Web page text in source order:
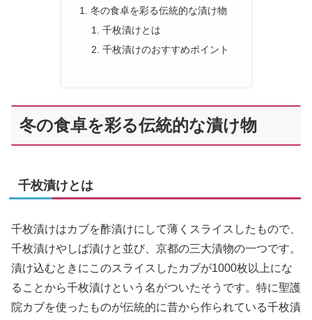
冬の食卓を彩る伝統的な漬け物
千枚漬けとは
千枚漬けのおすすめポイント
冬の食卓を彩る伝統的な漬け物
千枚漬けとは
千枚漬けはカブを酢漬けにして薄くスライスしたもので、
千枚漬けやしば漬けと並び、京都の三大漬物の一つです。
漬け込むときにこのスライスしたカブが1000枚以上にな
ることから千枚漬けという名がついたそうです。特に聖護
院カブを使ったものが伝統的に昔から作られている千枚漬